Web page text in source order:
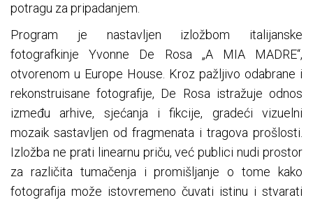
potragu za pripadanjem.
Program je nastavljen izložbom italijanske
fotografkinje Yvonne De Rosa „A MIA MADRE“,
otvorenom u Europe House. Kroz pažljivo odabrane i
rekonstruisane fotografije, De Rosa istražuje odnos
između arhive, sjećanja i fikcije, gradeći vizuelni
mozaik sastavljen od fragmenata i tragova prošlosti.
Izložba ne prati linearnu priču, već publici nudi prostor
za različita tumačenja i promišljanje o tome kako
fotografija može istovremeno čuvati istinu i stvarati